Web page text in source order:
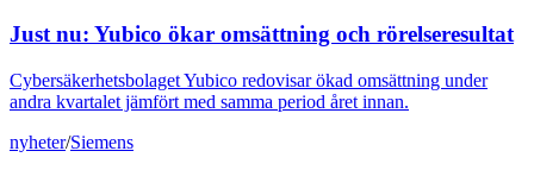
Just nu: Yubico ökar omsättning och rörelseresultat
Cybersäkerhetsbolaget Yubico redovisar ökad omsättning under
andra kvartalet jämfört med samma period året innan.
nyheter/Siemens